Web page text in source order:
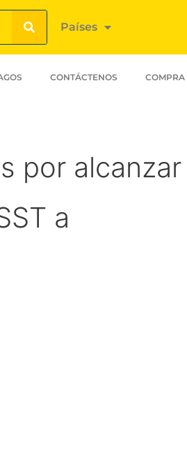
Países
CONTÁCTENOS COMPRA
por alcanzar
a